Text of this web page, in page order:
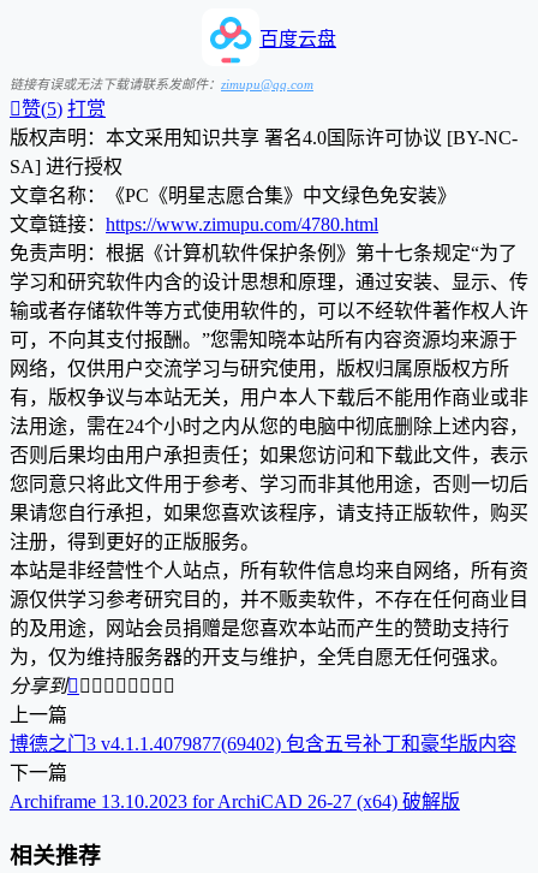
百度云盘
链接有误或无法下载请联系发邮件： zimupu@qq.com
赞(5) 打赏
版权声明：本文采用知识共享 署名4.0国际许可协议 [BY-NC-
SA] 进行授权
文章名称：《PC《明星志愿合集》中文绿色免安装》
文章链接： https://www.zimupu.com/4780.html
免责声明：根据《计算机软件保护条例》第十七条规定“为了
学习和研究软件内含的设计思想和原理，通过安装、显示、传
输或者存储软件等方式使用软件的，可以不经软件著作权人许
可，不向其支付报酬。”您需知晓本站所有内容资源均来源于
网络，仅供用户交流学习与研究使用，版权归属原版权方所
有，版权争议与本站无关，用户本人下载后不能用作商业或非
法用途，需在24个小时之内从您的电脑中彻底删除上述内容，
否则后果均由用户承担责任；如果您访问和下载此文件，表示
您同意只将此文件用于参考、学习而非其他用途，否则一切后
果请您自行承担，如果您喜欢该程序，请支持正版软件，购买
注册，得到更好的正版服务。
本站是非经营性个人站点，所有软件信息均来自网络，所有资
源仅供学习参考研究目的，并不贩卖软件，不存在任何商业目
的及用途，网站会员捐赠是您喜欢本站而产生的赞助支持行
为，仅为维持服务器的开支与维护，全凭自愿无任何强求。
分享到        
上一篇
博德之门3 v4.1.1.4079877(69402) 包含五号补丁和豪华版内容
下一篇
Archiframe 13.10.2023 for ArchiCAD 26-27 (x64) 破解版
相关推荐